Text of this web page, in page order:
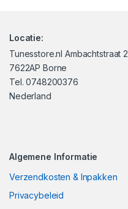
Locatie:
Tunesstore.nl Ambachtstraat 2
7622AP Borne
Tel. 0748200376
Nederland
Algemene Informatie
Verzendkosten & Inpakken
Privacybeleid